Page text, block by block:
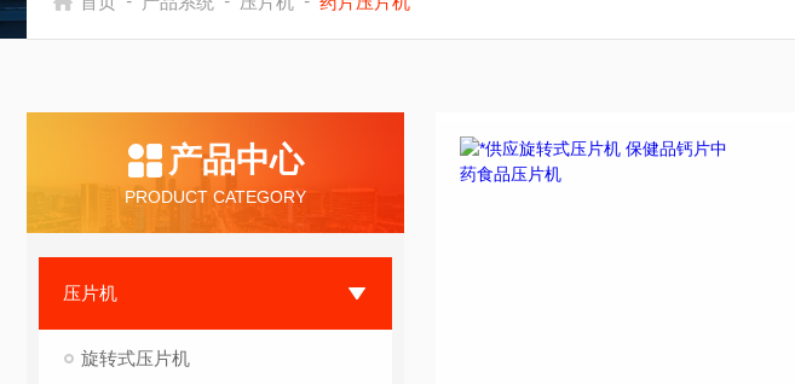
产品中心
PRODUCT CATEGORY
压片机
旋转式压片机